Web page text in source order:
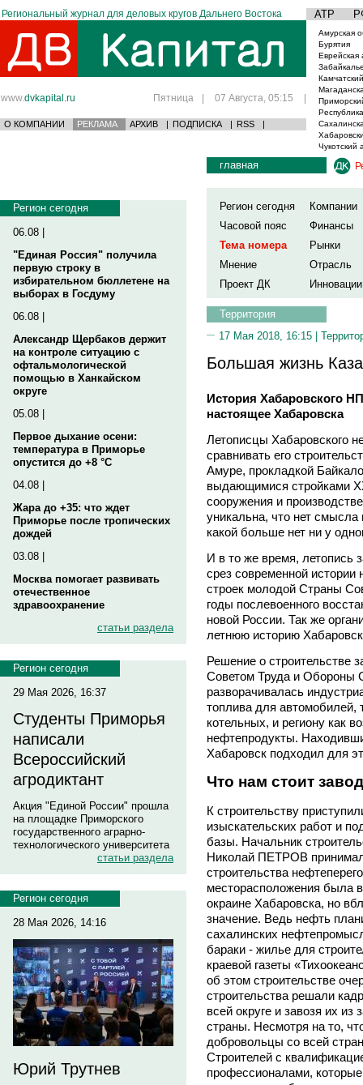
Региональный журнал для деловых кругов Дальнего Востока АТР
www.dvkapital.ru Пятница | 07 Августа, 05:15 |
О КОМПАНИИ РЕКЛАМА АРХИВ | ПОДПИСКА | RSS |
Амурская
Бурятия
Еврейская
Чукотский
Регион сегодня
06.08 |
"Единая Россия" получила
первую строку в
избирательном бюллетене на
выборах в Госдуму
06.08 |
Александр Щербаков держит
на контроле ситуацию с
офтальмологической
помощью в Ханкайском
округе
05.08 |
Первое дыхание осени:
температура в Приморье
опустится до +8 °C
04.08 |
Жара до +35: что ждет
Приморье после тропических
дождей
03.08 |
Москва помогает развивать
отечественное
здравоохранение
статьи раздела
Регион сегодня
29 Мая 2026, 16:37
Студенты Приморья
написали
Всероссийский
агродиктант
Акция "Единой России" прошла
на площадке Приморского
государственного аграрно-
технологического университета
статьи раздела
Регион сегодня
28 Мая 2026, 14:16
Юрий Трутнев
главная
Регион сегодня
Компании
Часовой пояс
Финансы
Тема номера
Рынки
Мнение
Отрасль
Проект ДК
Инновации
Территория
17 Мая 2018, 16:15 |
Большая жизнь
История Хабаровского
настоящее Хабаровска
Летописцы Хабаровского
сравнивать его
Амуре, прокладкой
выдающимися стройками
сооружения и
уникальна, что нет смысла
какой больше нет ни у
И в то же время, летопись
срез современной истории
строек молодой Страны
годы послевоенного
новой России. Так же
летнюю историю
Решение о строительстве
Советом Труда и Обороны
разворачивалась
топлива для автомобилей,
котельных, и региону как
нефтепродукты.
Хабаровск подходил для
Что нам стоит
К строительству
изыскательских работ и
базы. Начальник
Николай ПЕТРОВ
строительства
месторасположения была
окраине Хабаровска, но
значение. Ведь нефть
сахалинских
бараки - жилье для
краевой газеты
об этом строительстве
строительства решали
всей округе и завозя их
страны. Несмотря на то,
добровольцы со всей
Строителей с
профессионалами,